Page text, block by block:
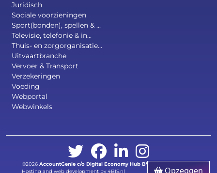
Opzeggen
Juridisch
Sociale voorzieningen
Sport(bonden), spellen & ...
Televisie, telefonie & in...
Thuis- en zorgorganisatie...
Uitvaartbranche
Vervoer & Transport
Verzekeringen
Voeding
Webportal
Webwinkels
©2026 AccountGenie c/o Digital Economy Hub BV
Hosting and web development by 4BIS.nl